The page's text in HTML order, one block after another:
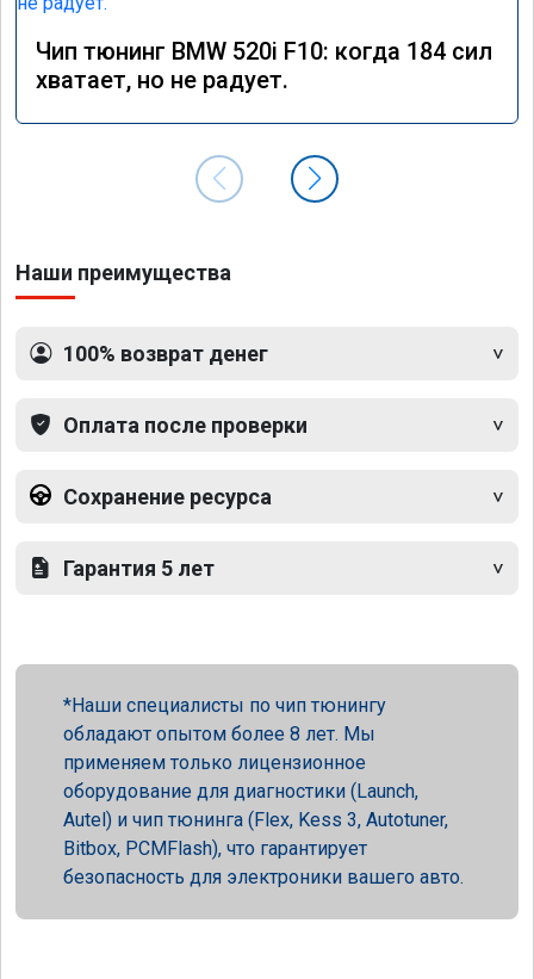
Чип тюнинг BMW 520i F10: когда 184 сил
хватает, но не радует.
Наши преимущества
100% возврат денег
Оплата после проверки
Сохранение ресурса
Гарантия 5 лет
Наши специалисты по чип тюнингу
обладают опытом более 8 лет. Мы
применяем только лицензионное
оборудование для диагностики (Launch,
Autel) и чип тюнинга (Flex, Kess 3, Autotuner,
Bitbox, PCMFlash), что гарантирует
безопасность для электроники вашего авто.